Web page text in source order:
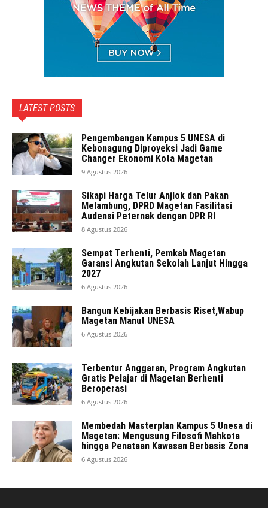
LATEST POSTS
Pengembangan Kampus 5 UNESA di
Kebonagung Diproyeksi Jadi Game
Changer Ekonomi Kota Magetan
9 Agustus 2026
Sikapi Harga Telur Anjlok dan Pakan
Melambung, DPRD Magetan Fasilitasi
Audensi Peternak dengan DPR RI
8 Agustus 2026
Sempat Terhenti, Pemkab Magetan
Garansi Angkutan Sekolah Lanjut Hingga
2027
6 Agustus 2026
Bangun Kebijakan Berbasis Riset,Wabup
Magetan Manut UNESA
6 Agustus 2026
Terbentur Anggaran, Program Angkutan
Gratis Pelajar di Magetan Berhenti
Beroperasi
6 Agustus 2026
Membedah Masterplan Kampus 5 Unesa di
Magetan: Mengusung Filosofi Mahkota
hingga Penataan Kawasan Berbasis Zona
6 Agustus 2026